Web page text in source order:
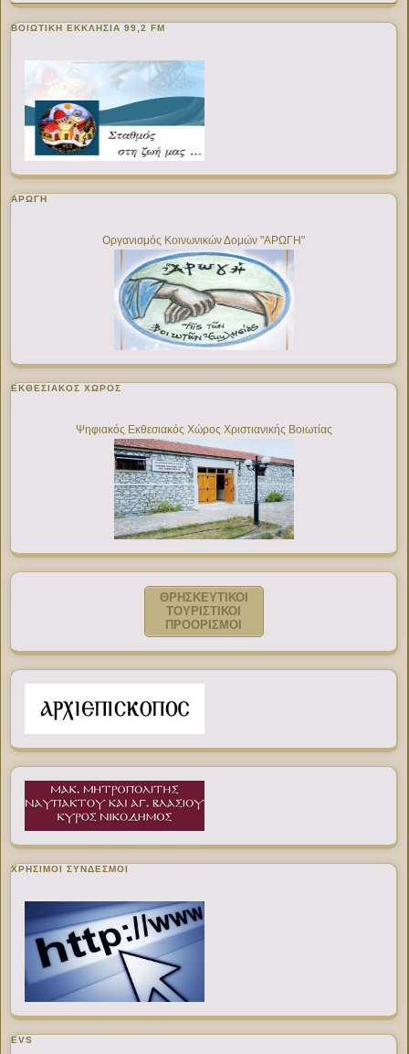
ΒΟΙΩΤΙΚΉ ΕΚΚΛΗΣΊΑ 99,2 FM
ΑΡΩΓΗ
Οργανισμός Κοινωνικών Δομών "ΑΡΩΓΗ"
ΕΚΘΕΣΙΑΚΌΣ ΧΏΡΟΣ
Ψηφιακός Εκθεσιακός Χώρος Χριστιανικής Βοιωτίας
ΘΡΗΣΚΕΥΤΙΚΟΙ
ΤΟΥΡΙΣΤΙΚΟΙ
ΠΡΟΟΡΙΣΜΟΙ
ΧΡΉΣΙΜΟΙ ΣΎΝΔΕΣΜΟΙ
EVS